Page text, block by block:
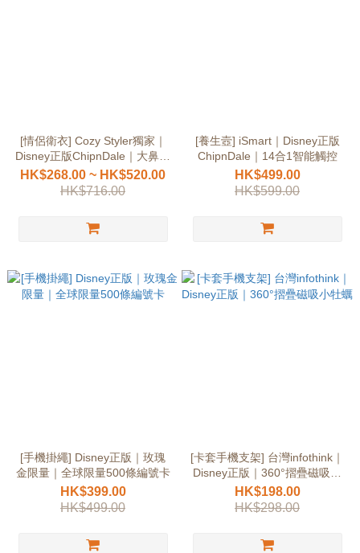
[情侶衛衣] Cozy Styler獨家｜
Disney正版ChipnDale｜大鼻鋼
牙限量
HK$268.00 ~ HK$520.00
HK$716.00
[養生壼] iSmart｜Disney正版
ChipnDale｜14合1智能觸控
HK$499.00
HK$599.00
[手機掛繩] Disney正版｜玫瑰
金限量｜全球限量500條編號卡
HK$399.00
HK$499.00
[卡套手機支架] 台灣infothink｜
Disney正版｜360°摺疊磁吸小
牡蠣
HK$198.00
HK$298.00